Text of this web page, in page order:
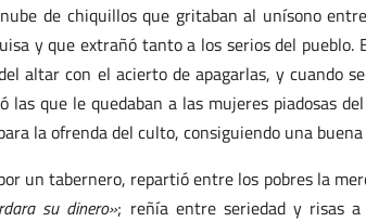
de chiquillos que gritaban al unísono
y que extrañó tanto a los serios del pueblo.
altar con el acierto de apagarlas, y cuando
que le quedaban a las mujeres piadosas
la ofrenda del culto, consiguiendo una
un tabernero, repartió entre los pobres la
su dinero»; reñía entre seriedad y risas a